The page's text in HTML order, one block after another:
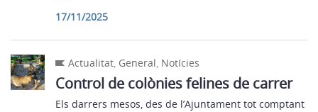
17/11/2025
Actualitat, General, Notícies
Control de colònies felines de carrer
Els darrers mesos, des de l’Ajuntament tot comptant